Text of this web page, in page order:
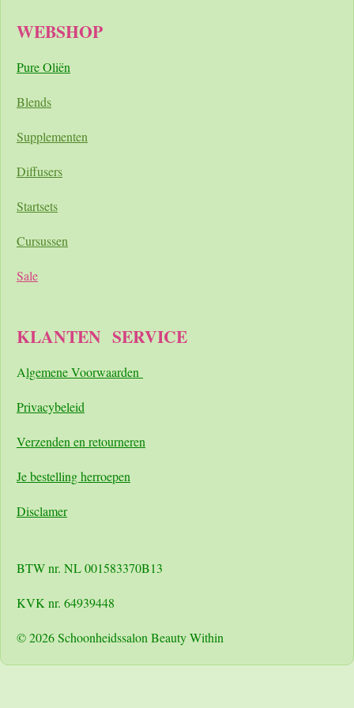
WEBSHOP
Pure Oliën
Blends
Supplementen
Diffusers
Startsets
Cursussen
Sale
KLANTEN SERVICE
Algemene Voorwaarden
Privacybeleid
Verzenden en retourneren
Je bestelling herroepen
Disclamer
BTW nr. NL 001583370B13
KVK nr. 64939448
© 2026 Schoonheidssalon Beauty Within